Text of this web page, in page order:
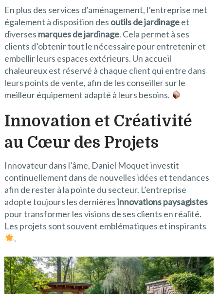
En plus des services d’aménagement, l’entreprise met
également à disposition des outils de jardinageet
diverses marques de jardinage. Cela permet à ses
clients d’obtenir tout le nécessaire pour entretenir et
embellir leurs espaces extérieurs. Un accueil
chaleureux est réservé à chaque client qui entre dans
leurs points de vente, afin de les conseiller sur le
meilleur équipement adapté à leurs besoins.
Innovation et Créativité
au Cœur des Projets
Innovateur dans l’âme, Daniel Moquet investit
continuellement dans de nouvelles idées et tendances
afin de rester à la pointe du secteur. L’entreprise
adopte toujours les dernièresinnovations paysagistes
pour transformer les visions de ses clients en réalité.
Les projets sont souvent emblématiques et inspirants
.